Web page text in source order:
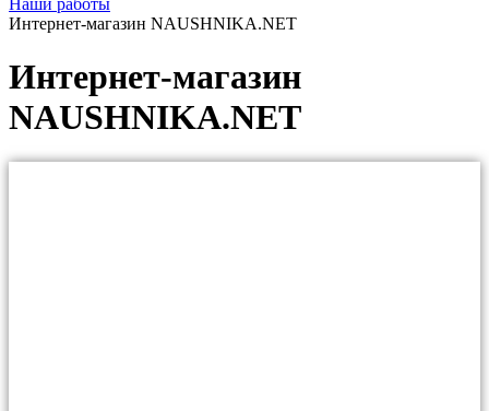
Наши работы
Интернет-магазин NAUSHNIKA.NET
Интернет-магазин
NAUSHNIKA.NET